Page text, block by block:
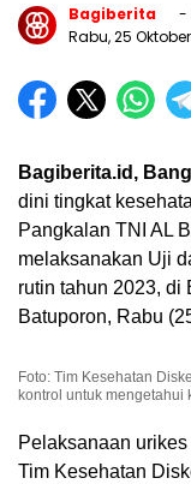
Bagiberita
-
Rabu, 25
Bagiberita.id,
dini tingkat
Pangkalan TNI AL
melaksanakan Uji
rutin tahun 2023, di
Batuporon, Rabu
Foto: Tim Kesehatan
kontrol untuk
Pelaksanaan
Tim Kesehatan